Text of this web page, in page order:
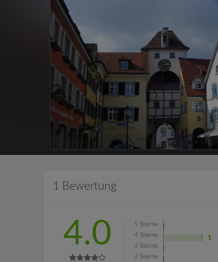
1 Bewertung
4.0 5 Sterne
4 Sterne
1
3 Sterne
2 Sterne